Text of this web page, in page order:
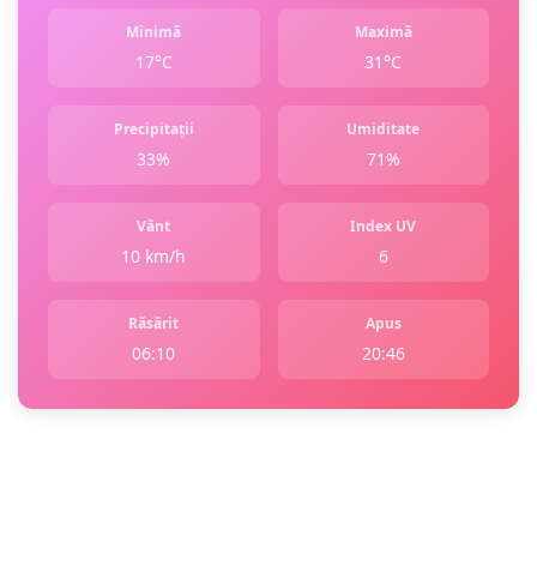
Minimă
17°C
Maximă
31°C
Precipitații
33%
Umiditate
71%
Vânt
10 km/h
Index UV
6
Răsărit
06:10
Apus
20:46